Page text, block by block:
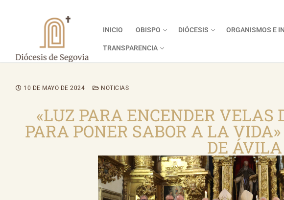
INICIO OBISPO DIÓCESIS ORGANISMOS E
TRANSPARENCIA
10 DE MAYO DE 2024 NOTICIAS
«LUZ PARA ENCENDER VELAS
PARA PONER SABOR A LA
DE ÁVILA